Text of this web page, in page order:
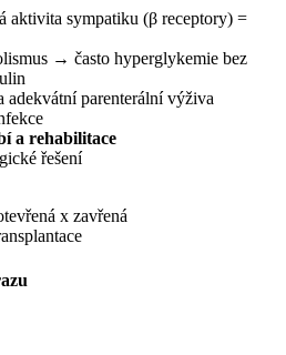
aktivita sympatiku (β receptory) =
→ často hyperglykemie bez
adekvátní parenterální výživa
a rehabilitace
řešení
x zavřená